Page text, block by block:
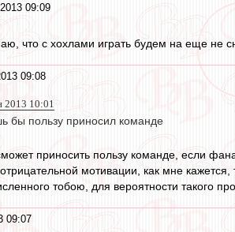
09:09
что с хохлами играть будем на еще не
09:08
10:01
бы пользу приносил команде
приносить пользу команде, если
мотивации, как мне
тобою, для вероятности такого
09:07